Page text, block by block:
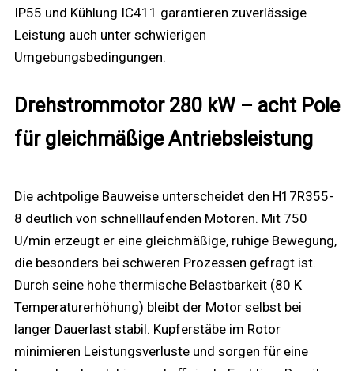
IP55 und Kühlung IC411 garantieren zuverlässige
Leistung auch unter schwierigen
Umgebungsbedingungen.
Drehstrommotor 280 kW – acht Pole
für gleichmäßige Antriebsleistung
Die achtpolige Bauweise unterscheidet den H17R355-
8 deutlich von schnelllaufenden Motoren. Mit 750
U/min erzeugt er eine gleichmäßige, ruhige Bewegung,
die besonders bei schweren Prozessen gefragt ist.
Durch seine hohe thermische Belastbarkeit (80 K
Temperaturerhöhung) bleibt der Motor selbst bei
langer Dauerlast stabil. Kupferstäbe im Rotor
minimieren Leistungsverluste und sorgen für eine